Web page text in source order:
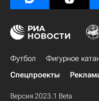
Футбол Фигурное
Спецпроекты
Версия 2023.1 Beta